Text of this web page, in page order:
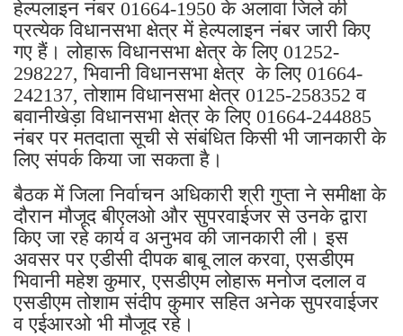
हेल्पलाइन नंबर 01664-1950 के अलावा जिले की
प्रत्येक विधानसभा क्षेत्र में हेल्पलाइन नंबर जारी किए
गए हैं। लोहारू विधानसभा क्षेत्र के लिए 01252-
298227, भिवानी विधानसभा क्षेत्र के लिए 01664-
242137, तोशाम विधानसभा क्षेत्र 0125-258352 व
बवानीखेड़ा विधानसभा क्षेत्र के लिए 01664-244885
नंबर पर मतदाता सूची से संबंधित किसी भी जानकारी के
लिए संपर्क किया जा सकता है।
बैठक में जिला निर्वाचन अधिकारी श्री गुप्ता ने समीक्षा के
दौरान मौजूद बीएलओ और सुपरवाईजर से उनके द्वारा
किए जा रहे कार्य व अनुभव की जानकारी ली। इस
अवसर पर एडीसी दीपक बाबू लाल करवा, एसडीएम
भिवानी महेश कुमार, एसडीएम लोहारू मनोज दलाल व
एसडीएम तोशाम संदीप कुमार सहित अनेक सुपरवाईजर
व एईआरओ भी मौजूद रहे।